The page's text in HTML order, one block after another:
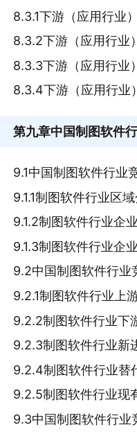
8.3.1下游（应用行业
8.3.2下游（应用行业
8.3.3下游（应用行业
8.3.4下游（应用行业
第九章中国制图软件
9.1中国制图软件行业
9.1.1制图软件行业区
9.1.2制图软件行业企
9.1.3制图软件行业企
9.2中国制图软件行业
9.2.1制图软件行业上
9.2.2制图软件行业下
9.2.3制图软件行业新
9.2.4制图软件行业替
9.2.5制图软件行业现
9.3中国制图软件行业